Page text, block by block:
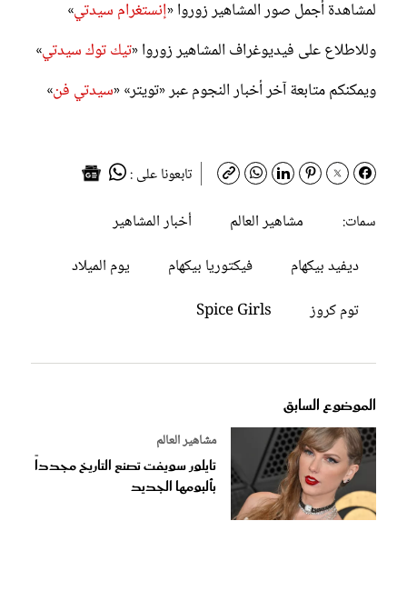
لمشاهدة أجمل صور المشاهير زوروا «إنستغرام سيدتي»
وللاطلاع على فيديوغراف المشاهير زوروا «تيك توك سيدتي»
ويمكنكم متابعة آخر أخبار النجوم عبر «تويتر» «سيدتي فن»
تابعونا على :
سمات:
مشاهير العالم
أخبار المشاهير
ديفيد بيكهام
فيكتوريا بيكهام
يوم الميلاد
توم كروز
Spice Girls
الموضوع السابق
مشاهير العالم
تايلور سويفت تصنع التاريخ مجدداً
بألبومها الجديد